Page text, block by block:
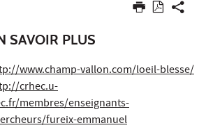
SAVOIR PLUS
www.champ-vallon.com/loeil-blesse/
crhec.u-
membres/enseignants-
fureix-emmanuel